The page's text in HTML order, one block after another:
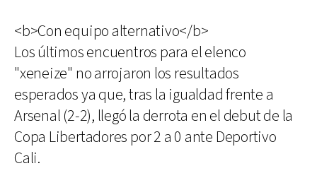
<b>Con equipo alternativo</b>
Los últimos encuentros para el elenco
"xeneize" no arrojaron los resultados
esperados ya que, tras la igualdad frente a
Arsenal (2-2), llegó la derrota en el debut de la
Copa Libertadores por 2 a 0 ante Deportivo
Cali.